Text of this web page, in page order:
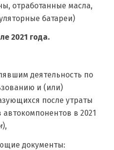
отработанные масла,
батареи)
2021 года.
деятельность по
и (или)
после утраты
автокомпонентов в 2021
),
документы: